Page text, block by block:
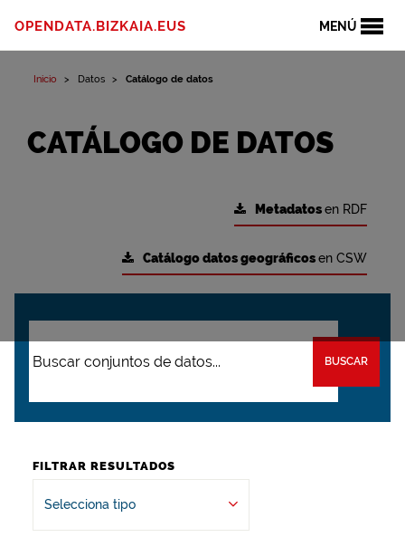
MENÚ
OPENDATA.BIZKAIA.EUS
Inicio Datos Catálogo de datos
CATÁLOGO DE DATOS
Metadatosen RDF
Catálogo datos geográficosen CSW
BUSCAR
FILTRAR RESULTADOS
Selecciona tipo